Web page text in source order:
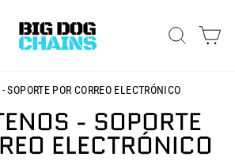
BUSCAR
SOPORTE POR CORREO ELECTRÓNICO
- SOPORTE
ELECTRÓNICO